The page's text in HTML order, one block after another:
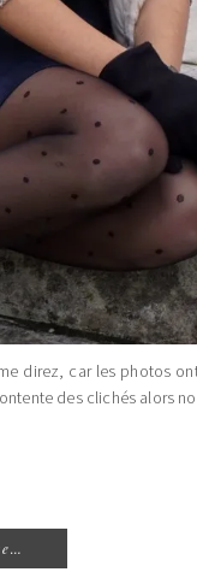
direz, car les photos
des clichés alors